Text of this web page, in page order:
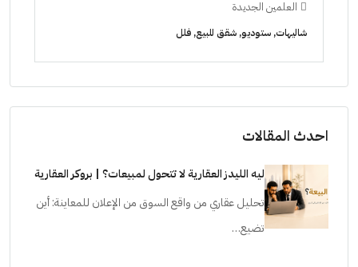
الشيخ زايد
ليه الليدز العقارية لا تتحول لمبيعات؟ | بروكر العقارية
تحليل عقاري من واقع السوق من الإعلان للمعاينة: أين